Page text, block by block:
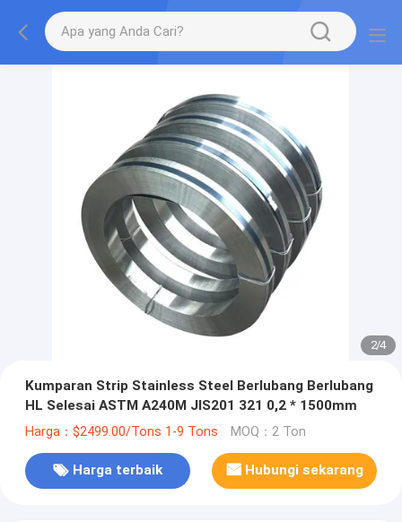
2/4
Kumparan Strip Stainless Steel Berlubang Berlubang
HL Selesai ASTM A240M JIS201 321 0,2 * 1500mm
Harga：$2499.00/Tons 1-9 Tons MOQ：2 Ton
Harga terbaik Hubungi sekarang